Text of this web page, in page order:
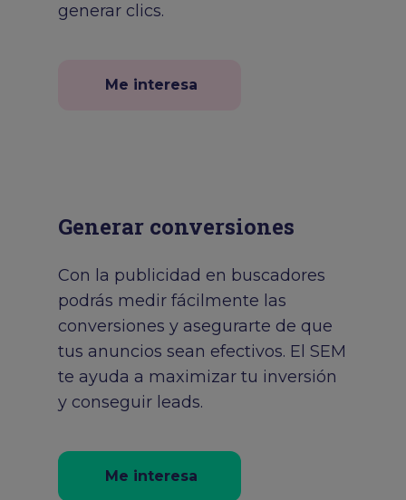
generar clics.
Me interesa
Generar conversiones
Con la publicidad en buscadores
podrás medir fácilmente las
conversiones y asegurarte de que
tus anuncios sean efectivos. El SEM
te ayuda a maximizar tu inversión
y conseguir leads.
Me interesa